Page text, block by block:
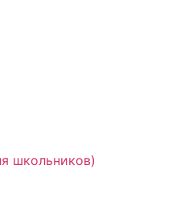
школьников)